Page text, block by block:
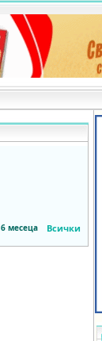
Всички
6 месеца